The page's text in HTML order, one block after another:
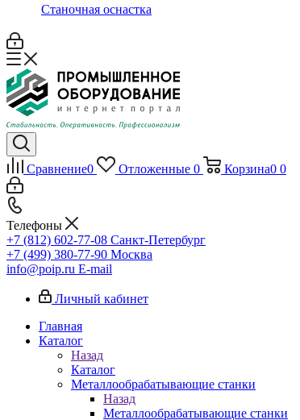
Станочная оснастка
Сравнение0 Отложенные 0 Корзина0 0
Телефоны
+7 (812) 602-77-08 Санкт-Петербург
+7 (499) 380-77-90 Москва
info@poip.ru E-mail
Личный кабинет
Главная
Каталог
Назад
Каталог
Металлообрабатывающие станки
Назад
Металлообрабатывающие станки